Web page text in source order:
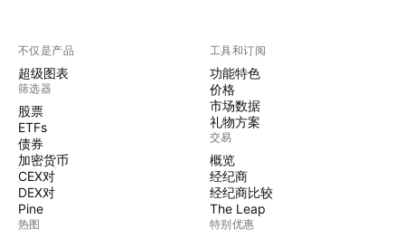
不仅是产品
超级图表
筛选器
股票
ETFs
债券
加密货币
CEX对
DEX对
Pine
热图
工具和订阅
功能特色
价格
市场数据
礼物方案
交易
概览
经纪商
经纪商比较
The Leap
特别优惠